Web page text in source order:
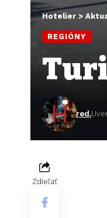
Hotelier >
REGIÓNY
red.
Zdieľať